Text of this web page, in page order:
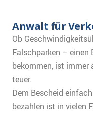
Anwalt für
Ob
Falschparken – einen
bekommen, ist
teuer.
Dem Bescheid
bezahlen ist in vielen